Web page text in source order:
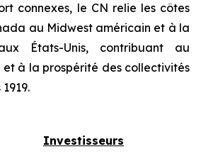
connexes, le CN relie les côtes
au Midwest américain et à la
États-Unis, contribuant au
à la prospérité des collectivités
Investisseurs